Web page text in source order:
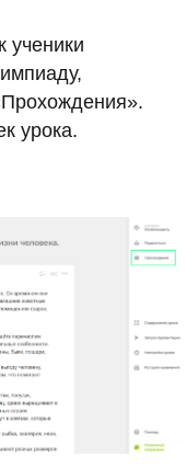
ученики
урока.